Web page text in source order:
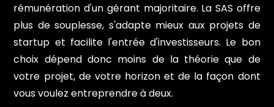
rémunération d'un gérant majoritaire. La SAS offre
plus de souplesse, s'adapte mieux aux projets de
startup et facilite l'entrée d'investisseurs. Le bon
choix dépend donc moins de la théorie que de
votre projet, de votre horizon et de la façon dont
vous voulez entreprendre à deux.